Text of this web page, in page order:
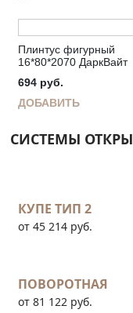
Плинтус фигурный
16*80*2070 ДаркВайт
694 руб.
ДОБАВИТЬ
СИСТЕМЫ
КУПЕ ТИП 2
от 45 214 руб.
ПОВОРОТНАЯ
от 81 122 руб.